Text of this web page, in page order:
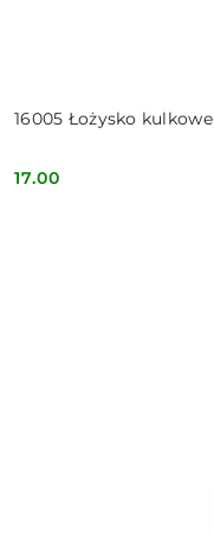
16005 Łożysko kulkowe
Cena:
17.00